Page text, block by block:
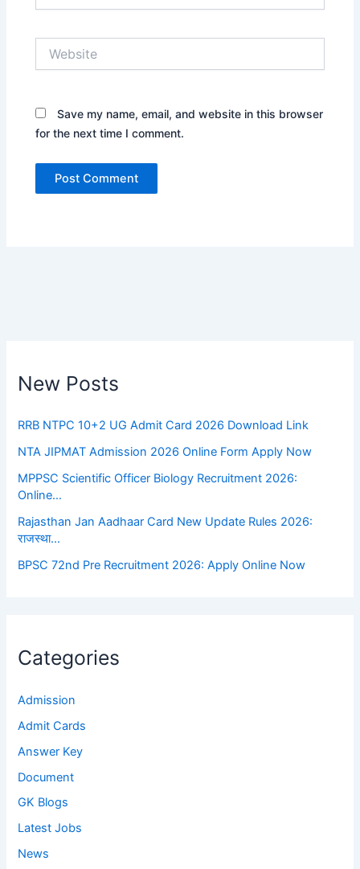
Save my name, email, and website in this browser
for the next time I comment.
New Posts
RRB NTPC 10+2 UG Admit Card 2026 Download Link
NTA JIPMAT Admission 2026 Online Form Apply Now
MPPSC Scientific Officer Biology Recruitment 2026:
Online…
Rajasthan Jan Aadhaar Card New Update Rules 2026:
राजस्था…
BPSC 72nd Pre Recruitment 2026: Apply Online Now
Categories
Admission
Admit Cards
Answer Key
Document
GK Blogs
Latest Jobs
News